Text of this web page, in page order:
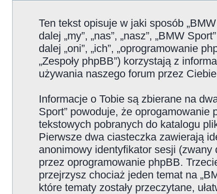
Ten tekst opisuje w jaki sposób
dalej „my”, „nas”, „nasz”, „BMW
dalej „oni”, „ich”, „oprogramowanie
„Zespoły phpBB”) korzystają z
używania naszego forum przez
Informacje o Tobie są zbierane na
Sport” powoduje, że oprogamowanie
tekstowych pobranych do katalogu
Pierwsze dwa ciasteczka zawierają
anonimowy identyfikator sesji (zwany
przez oprogramowanie phpBB.
przejrzysz chociaż jeden temat na
które tematy zostały przeczytane,